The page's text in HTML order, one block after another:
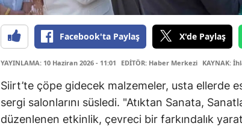
Facebook'ta Paylaş X'de Paylaş
YAYINLAMA: 10 Haziran 2026 - 11:01 EDİTÖR: Haber Merkezi KAYNAK:
Siirt’te çöpe gidecek malzemeler, usta ellerde
sergi salonlarını süsledi. "Atıktan Sanata,
düzenlenen etkinlik, çevreci bir farkındalık